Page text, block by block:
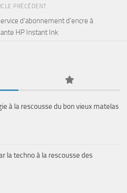
PRÉCÉDENT
d’abonnement d’encre à
HP Instant Ink
à la rescousse du bon vieux matelas
la techno à la rescousse des